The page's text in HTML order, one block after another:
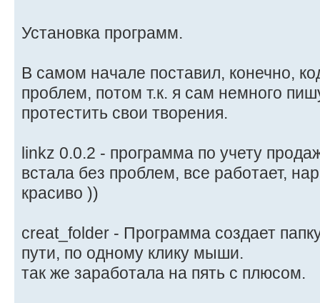
Установка программ.
В самом начале поставил, конечно,
проблем, потом т.к. я сам немного
протестить свои творения.
linkz 0.0.2 - программа по учету
встала без проблем, все работает,
красиво ))
creat_folder - Программа создает
пути, по одному клику мыши.
так же заработала на пять с плюсом.